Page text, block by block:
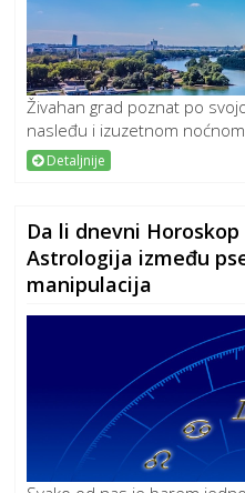
Živahan grad poznat po
nasleđu i izuzetnom noćnom
Detaljnije
Da li dnevni
Astrologija između
manipulacija